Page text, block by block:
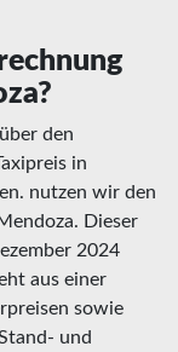
den
in
nutzen wir den
Dieser
2024
aus einer
sowie
und